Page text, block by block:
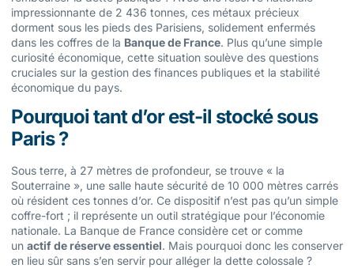
impressionnante de 2 436 tonnes, ces métaux précieux
dorment sous les pieds des Parisiens, solidement enfermés
dans les coffres de la Banque de France. Plus qu’une simple
curiosité économique, cette situation soulève des questions
cruciales sur la gestion des finances publiques et la stabilité
économique du pays.
Pourquoi tant d’or est-il stocké sous
Paris ?
Sous terre, à 27 mètres de profondeur, se trouve « la
Souterraine », une salle haute sécurité de 10 000 mètres carrés
où résident ces tonnes d’or. Ce dispositif n’est pas qu’un simple
coffre-fort ; il représente un outil stratégique pour l’économie
nationale. La Banque de France considère cet or comme
un actif de réserve essentiel. Mais pourquoi donc les conserver
en lieu sûr sans s’en servir pour alléger la dette colossale ?